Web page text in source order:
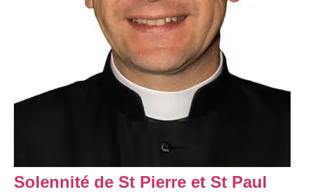
Solennité de St Pierre et St Paul